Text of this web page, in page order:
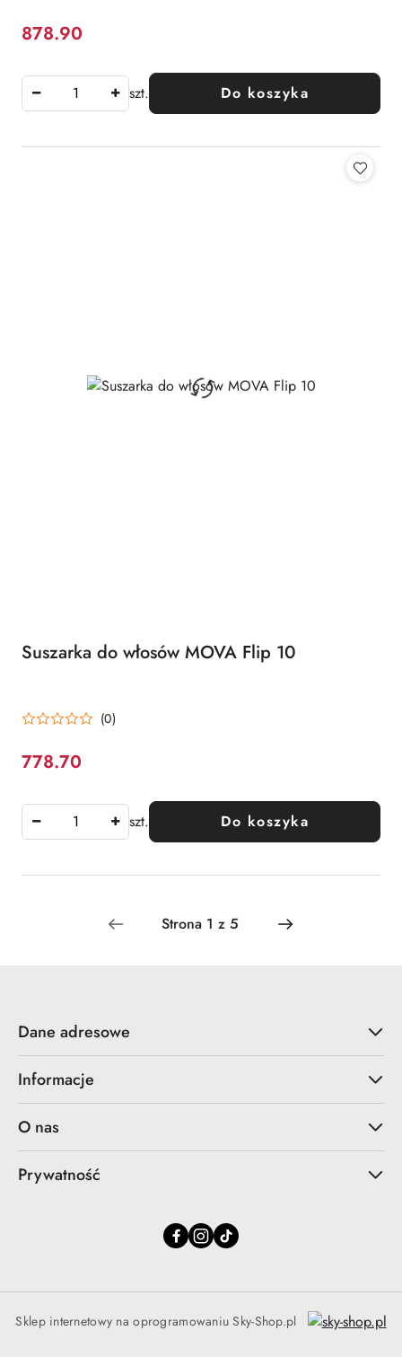
Cena:
878.90
szt. Do koszyka
Suszarka do włosów MOVA Flip 10
(0)
Cena:
778.70
szt. Do koszyka
Dane adresowe
Informacje
O nas
Prywatność
Sklep internetowy na oprogramowaniu Sky-Shop.pl